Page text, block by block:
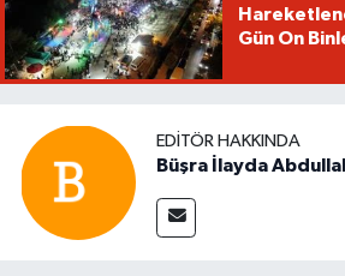
Gün On
EDITÖR HAKKINDA
Büşra İlayda